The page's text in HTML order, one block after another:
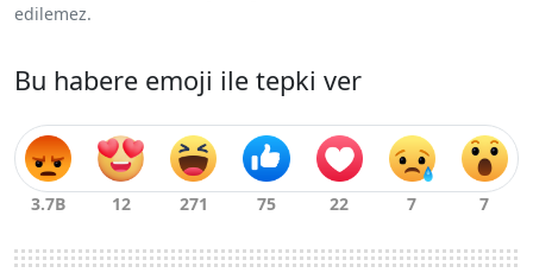
edilemez.
Bu habere emoji ile tepki ver